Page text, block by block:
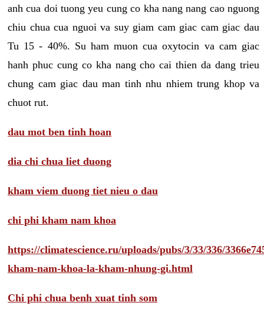
anh cua doi tuong yeu cung co kha nang nang cao nguong
chiu chua cua nguoi va suy giam cam giac cam giac dau
Tu 15 - 40%. Su ham muon cua oxytocin va cam giac
hanh phuc cung co kha nang cho cai thien da dang trieu
chung cam giac dau man tinh nhu nhiem trung khop va
chuot rut.
dau mot ben tinh hoan
dia chi chua liet duong
kham viem duong tiet nieu o dau
chi phi kham nam khoa
https://climatescience.ru/uploads/pubs/3/33/336/
kham-nam-khoa-la-kham-nhung-gi.html
Chi phi chua benh xuat tinh som